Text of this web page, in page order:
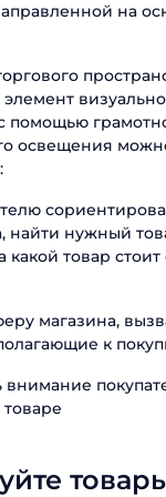
на
помощью
освещения
найти нужный
какой товар
магазина,
к
внимание